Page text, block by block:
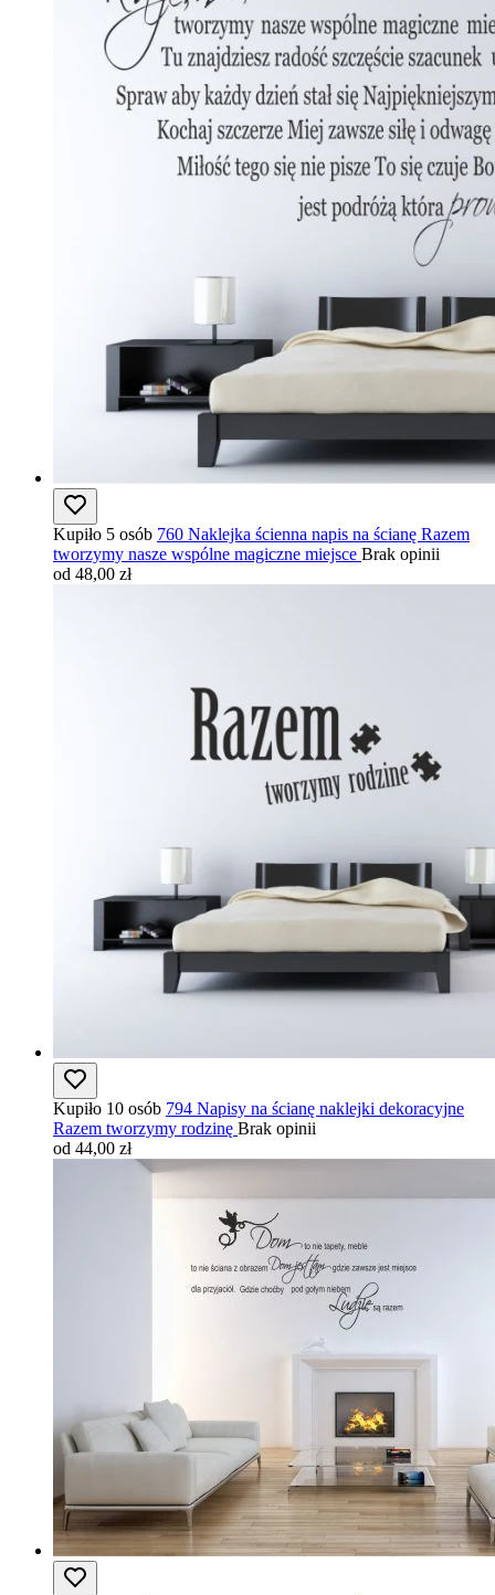
Kupiło 5 osób 760 Naklejka ścienna napis na ścianę Razem
tworzymy nasze wspólne magiczne miejsce Brak opinii
od 48,00 zł
Kupiło 10 osób 794 Napisy na ścianę naklejki dekoracyjne
Razem tworzymy rodzinę Brak opinii
od 44,00 zł